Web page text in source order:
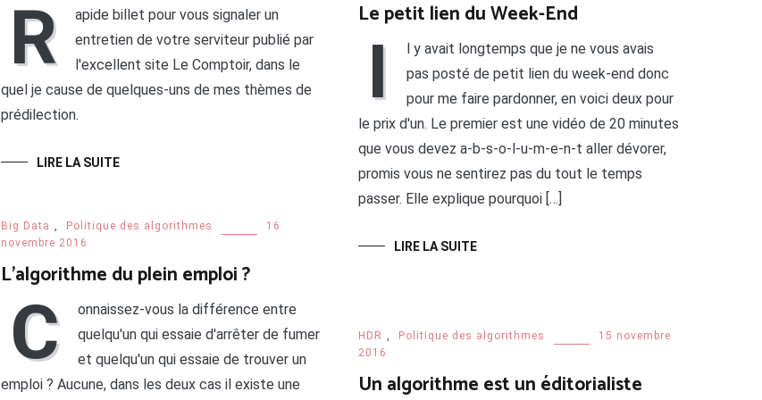
R
apide billet pour vous signaler un
entretien de votre serviteur publié par
l'excellent site Le Comptoir, dans le
quel je cause de quelques-uns de mes thèmes de
prédilection.
LIRE LA SUITE
Le petit lien du Week-End
I
l y avait longtemps que je ne vous avais
pas posté de petit lien du week-end donc
pour me faire pardonner, en voici deux pour
le prix d'un. Le premier est une vidéo de 20 minutes
que vous devez a-b-s-o-l-u-m-e-n-t aller dévorer,
promis vous ne sentirez pas du tout le temps
passer. Elle explique pourquoi […]
LIRE LA SUITE
Big Data , Politique des algorithmes
16
novembre 2016
L’algorithme du plein emploi ?
C
onnaissez-vous la différence entre
quelqu'un qui essaie d'arrêter de fumer
et quelqu'un qui essaie de trouver un
emploi ? Aucune, dans les deux cas il existe une
HDR , Politique des algorithmes
15 novembre
2016
Un algorithme est un éditorialiste